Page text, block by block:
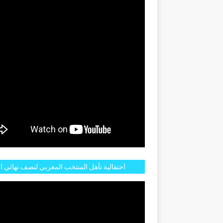
احتفالية تأهل المنتخب المغربي لنصف نهائي